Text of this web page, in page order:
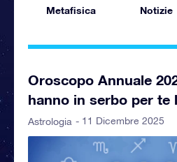
Metafisica Notizie
Oroscopo Annuale
hanno in serbo per te
Astrologia - 11 Dicembre 2025